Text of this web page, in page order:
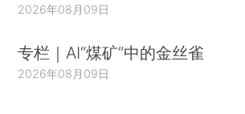
2026年08月09日
专栏｜AI“煤矿”中的金丝雀
2026年08月09日